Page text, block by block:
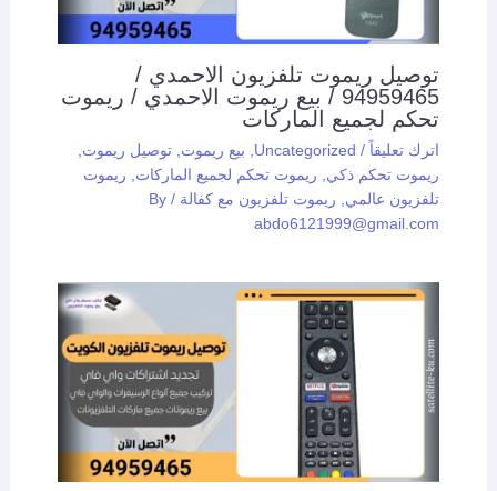
توصيل ريموت تلفزيون الاحمدي /
94959465 / بيع ريموت الاحمدي / ريموت
تحكم لجميع الماركات
اترك تعليقاً /
Uncategorized بيع ريموت توصيل ريموت
ريموت تحكم ذكي
ريموت تحكم لجميع الماركات
ريموت
تلفزيون عالمي
ريموت تلفزيون مع كفالة / By
abdo6121999@gmail.com